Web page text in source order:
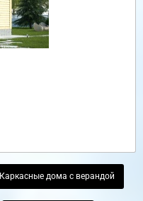
Каркасные дома с верандой